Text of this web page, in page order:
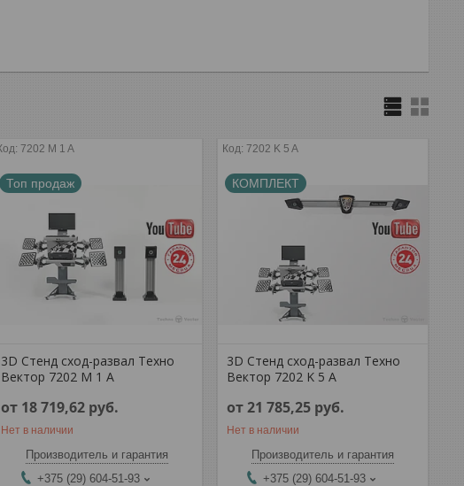
7202 M 1 A
Топ продаж
3D Стенд сход-развал Техно
Вектор 7202 M 1 A
от 18 719,62 руб.
Нет в наличии
Производитель и гарантия
+375 (29) 604-51-93
7202 K 5 A
КОМПЛЕКТ
3D Стенд сход-развал Техно
Вектор 7202 K 5 A
от 21 785,25 руб.
Нет в наличии
Производитель и гарантия
+375 (29) 604-51-93